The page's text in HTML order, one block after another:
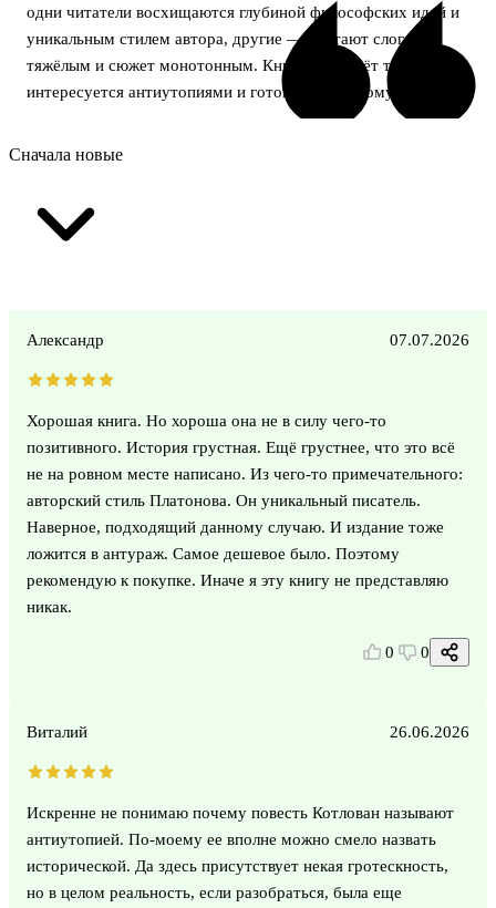
одни читатели восхищаются глубиной философских идей и
уникальным стилем автора, другие — считают слог
тяжёлым и сюжет монотонным. Книга подойдёт тем, кто
интересуется антиутопиями и готов к непростому чтению.
Сначала новые
Александр 07.07.2026
Хорошая книга. Но хороша она не в силу чего-то
позитивного. История грустная. Ещё грустнее, что это всё
не на ровном месте написано. Из чего-то примечательного:
авторский стиль Платонова. Он уникальный писатель.
Наверное, подходящий данному случаю. И издание тоже
ложится в антураж. Самое дешевое было. Поэтому
рекомендую к покупке. Иначе я эту книгу не представляю
никак.
0 0
Виталий 26.06.2026
Искренне не понимаю почему повесть Котлован называют
антиутопией. По-моему ее вполне можно смело назвать
исторической. Да здесь присутствует некая гротескность,
но в целом реальность, если разобраться, была еще